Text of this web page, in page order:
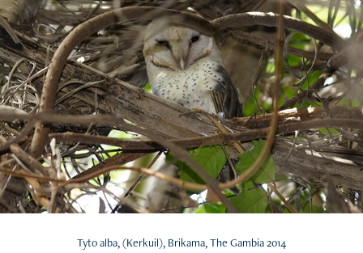
Tyto alba, (Kerkuil), Brikama, The Gambia 2014